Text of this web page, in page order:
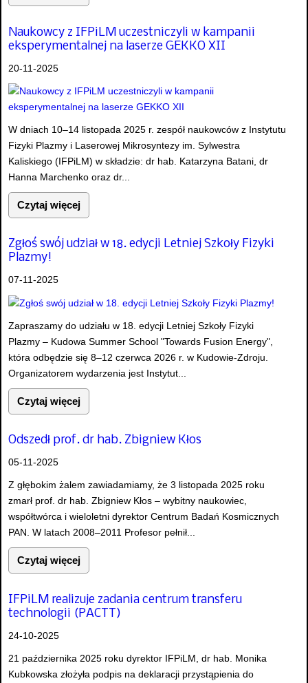
Naukowcy z IFPiLM uczestniczyli w kampanii
eksperymentalnej na laserze GEKKO XII
20-11-2025
W dniach 10–14 listopada 2025 r. zespół naukowców z Instytutu
Fizyki Plazmy i Laserowej Mikrosyntezy im. Sylwestra
Kaliskiego (IFPiLM) w składzie: dr hab. Katarzyna Batani, dr
Hanna Marchenko oraz dr...
Czytaj więcej
Zgłoś swój udział w 18. edycji Letniej Szkoły Fizyki
Plazmy!
07-11-2025
Zapraszamy do udziału w 18. edycji Letniej Szkoły Fizyki
Plazmy – Kudowa Summer School "Towards Fusion Energy",
która odbędzie się 8–12 czerwca 2026 r. w Kudowie-Zdroju.
Organizatorem wydarzenia jest Instytut...
Czytaj więcej
Odszedł prof. dr hab. Zbigniew Kłos
05-11-2025
Z głębokim żalem zawiadamiamy, że 3 listopada 2025 roku
zmarł prof. dr hab. Zbigniew Kłos – wybitny naukowiec,
współtwórca i wieloletni dyrektor Centrum Badań Kosmicznych
PAN. W latach 2008–2011 Profesor pełnił...
Czytaj więcej
IFPiLM realizuje zadania centrum transferu
technologii (PACTT)
24-10-2025
21 października 2025 roku dyrektor IFPiLM, dr hab. Monika
Kubkowska złożyła podpis na deklaracji przystąpienia do